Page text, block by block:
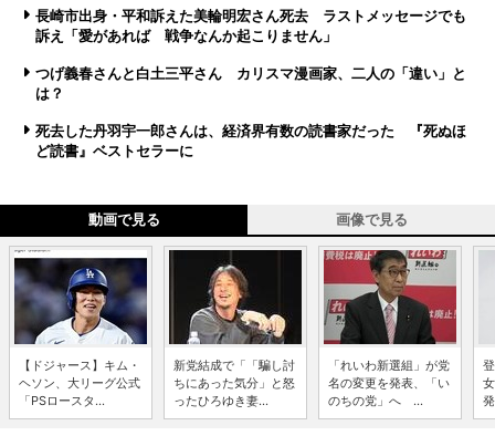
長崎市出身・平和訴えた美輪明宏さん死去 ラストメッセージでも
訴え「愛があれば 戦争なんか起こりません」
つげ義春さんと白土三平さん カリスマ漫画家、二人の「違い」と
は？
死去した丹羽宇一郎さんは、経済界有数の読書家だった 『死ぬほ
ど読書』ベストセラーに
動画で見る 画像で見る
【ドジャース】キム・
ヘソン、大リーグ公式
「PSロースタ...
新党結成で「「騙し討
ちにあった気分」と怒
ったひろゆき妻...
「れいわ新選組」が党
名の変更を発表、「い
のちの党」へ ...